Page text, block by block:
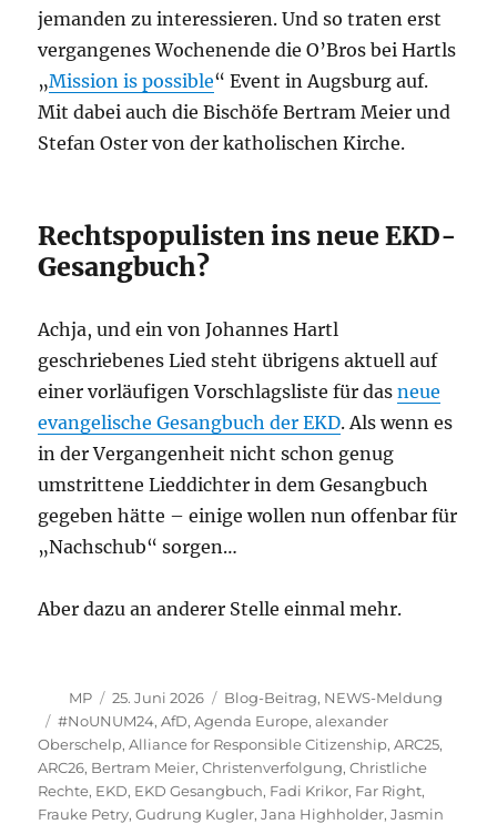
jemanden zu interessieren. Und so traten erst
vergangenes Wochenende die O’Bros bei Hartls
„Mission is possible“ Event in Augsburg auf.
Mit dabei auch die Bischöfe Bertram Meier und
Stefan Oster von der katholischen Kirche.
Rechtspopulisten ins neue EKD-
Gesangbuch?
Achja, und ein von Johannes Hartl
geschriebenes Lied steht übrigens aktuell auf
einer vorläufigen Vorschlagsliste für dasneue
evangelische Gesangbuch der EKD. Als wenn es
in der Vergangenheit nicht schon genug
umstrittene Lieddichter in dem Gesangbuch
gegeben hätte – einige wollen nun offenbar für
„Nachschub“ sorgen…
Aber dazu an anderer Stelle einmal mehr.
Autor
MP
Veröffentlicht
am
25. Juni 2026 Kategorien
Blog-Beitrag, NEWS-Meldung
Schlagwörter
#NoUNUM24,AfD,Agenda Europe,alexander
Oberschelp,Alliance for Responsible Citizenship,ARC25,
ARC26, Bertram Meier,Christenverfolgung,Christliche
Rechte, EKD, EKD Gesangbuch, Fadi Krikor, Far Right,
Frauke Petry,Gudrung Kugler,Jana Highholder,Jasmin